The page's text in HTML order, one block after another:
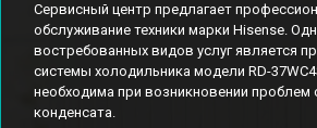
Сервисный центр предлагает
обслуживание техники марки Hisense.
востребованных видов услуг является
системы холодильника модели RD-
необходима при возникновении проблем
конденсата.